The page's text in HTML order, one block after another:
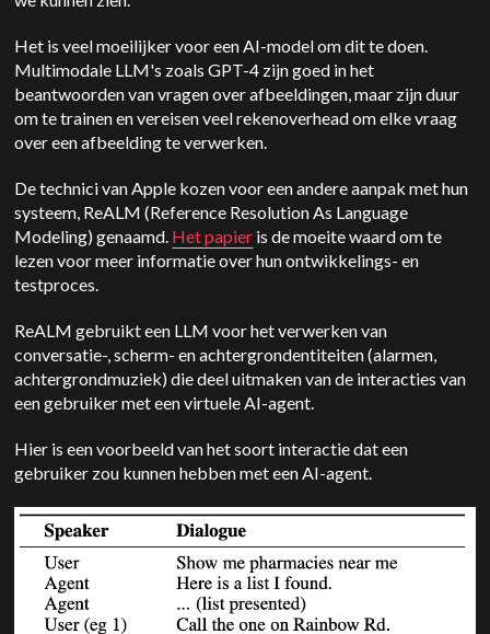
Het is veel moeilijker voor een AI-model om dit te doen.
Multimodale LLM's zoals GPT-4 zijn goed in het
beantwoorden van vragen over afbeeldingen, maar zijn duur
om te trainen en vereisen veel rekenoverhead om elke vraag
over een afbeelding te verwerken.
De technici van Apple kozen voor een andere aanpak met hun
systeem, ReALM (Reference Resolution As Language
Modeling) genaamd. Het papier is de moeite waard om te
lezen voor meer informatie over hun ontwikkelings- en
testproces.
ReALM gebruikt een LLM voor het verwerken van
conversatie-, scherm- en achtergrondentiteiten (alarmen,
achtergrondmuziek) die deel uitmaken van de interacties van
een gebruiker met een virtuele AI-agent.
Hier is een voorbeeld van het soort interactie dat een
gebruiker zou kunnen hebben met een AI-agent.